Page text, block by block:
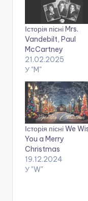
Історія пісні Mrs.
Vandebilt, Paul
McCartney
21.02.2025
У "M"
Історія пісні We
You a Merry
Christmas
19.12.2024
У "W"